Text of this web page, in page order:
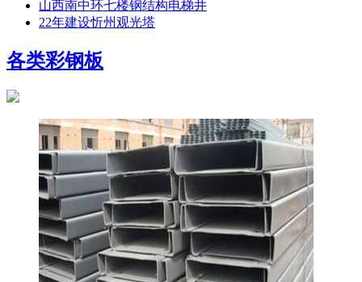
山西南中环七楼钢结构电梯井
22年建设忻州观光塔
各类彩钢板